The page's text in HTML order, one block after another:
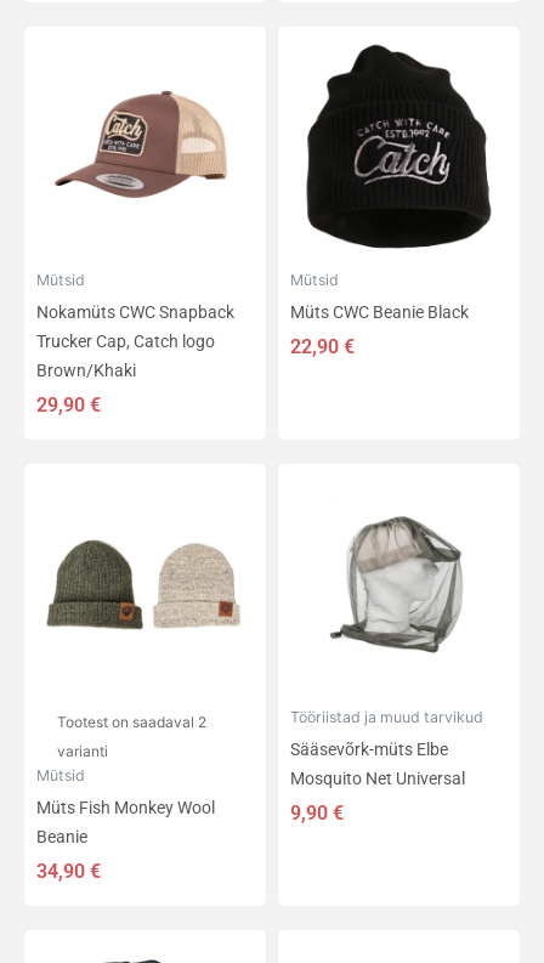
Mütsid
Nokamüts CWC Snapback
Trucker Cap, Catch logo
Brown/Khaki
29,90 €
Mütsid
Müts CWC Beanie Black
22,90 €
Tootest on saadaval 2
varianti
Mütsid
Müts Fish Monkey Wool
Beanie
34,90 €
mitu
varianti.
Valikuid
Tööriistad ja muud tarvikud
Sääsevõrk-müts Elbe
Mosquito Net Universal
9,90 €